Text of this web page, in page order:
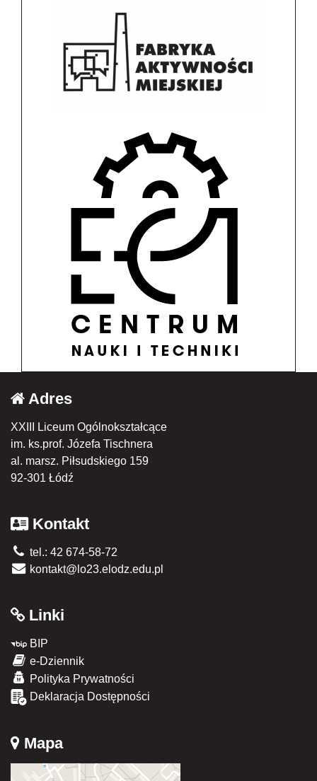
Adres
XXIII Liceum Ogólnokształcące
im. ks.prof. Józefa Tischnera
al. marsz. Piłsudskiego 159
92-301 Łódź
Kontakt
tel.: 42 674-58-72
kontakt@lo23.elodz.edu.pl
Linki
BIP
e-Dziennik
Polityka Prywatności
Deklaracja Dostępności
Mapa